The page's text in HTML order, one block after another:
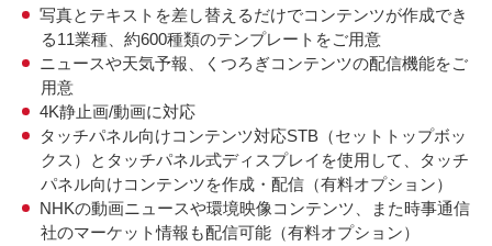
写真とテキストを差し替えるだけでコンテンツが作成でき
る11業種、約600種類のテンプレートをご用意
ニュースや天気予報、くつろぎコンテンツの配信機能をご
用意
4K静止画/動画に対応
タッチパネル向けコンテンツ対応STB（セットトップボッ
クス）とタッチパネル式ディスプレイを使用して、タッチ
パネル向けコンテンツを作成・配信（有料オプション）
NHKの動画ニュースや環境映像コンテンツ、また時事通信
社のマーケット情報も配信可能（有料オプション）